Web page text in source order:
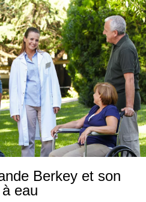
Berkey et son
eau